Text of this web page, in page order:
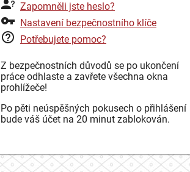
Zapomněli jste heslo?
Nastavení bezpečnostního klíče
Potřebujete pomoc?
Z bezpečnostních důvodů se po ukončení
práce odhlaste a zavřete všechna okna
prohlížeče!
Po pěti neúspěšných pokusech o přihlášení
bude váš účet na 20 minut zablokován.